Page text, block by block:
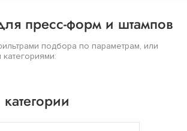
пресс-форм и штампов
подбора по параметрам, или